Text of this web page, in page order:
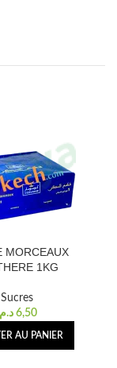
MORCEAUX
1KG
Sucres
6,50
AU PANIER